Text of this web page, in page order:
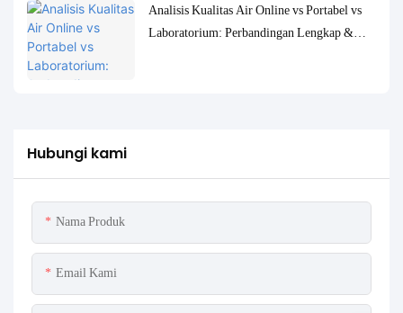
Analisis Kualitas Air Online vs Portabel vs
Laboratorium: Perbandingan Lengkap &
Hubungi kami
Nama Produk
Email Kami